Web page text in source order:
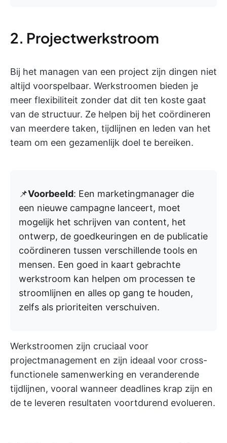
2. Projectwerkstroom
Bij het managen van een project zijn dingen niet
altijd voorspelbaar. Werkstroomen bieden je
meer flexibiliteit zonder dat dit ten koste gaat
van de structuur. Ze helpen bij het coördineren
van meerdere taken, tijdlijnen en leden van het
team om een gezamenlijk doel te bereiken.
📌Voorbeeld: Een marketingmanager die
een nieuwe campagne lanceert, moet
mogelijk het schrijven van content, het
ontwerp, de goedkeuringen en de publicatie
coördineren tussen verschillende tools en
mensen. Een goed in kaart gebrachte
werkstroom kan helpen om processen te
stroomlijnen en alles op gang te houden,
zelfs als prioriteiten verschuiven.
Werkstroomen zijn cruciaal voor
projectmanagement en zijn ideaal voor cross-
functionele samenwerking en veranderende
tijdlijnen, vooral wanneer deadlines krap zijn en
de te leveren resultaten voortdurend evolueren.